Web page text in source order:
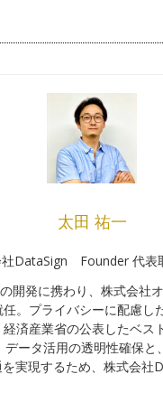
太田 祐一
社DataSign Founder 代表
開発に携わり、株式会社
。プライバシーに配慮し
済産業省の公表したベス
データ活用の透明性確保と
実現するため、株式会社